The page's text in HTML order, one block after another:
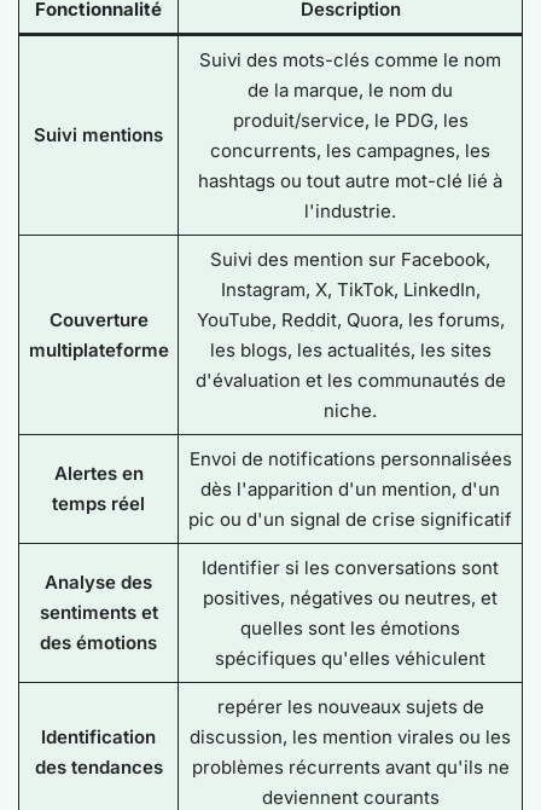
Fonctionnalité Description
Suivi mentions
Suivi des mots-clés comme le nom
de la marque, le nom du
produit/service, le PDG, les
concurrents, les campagnes, les
hashtags ou tout autre mot-clé lié à
l'industrie.
Couverture
multiplateforme
Suivi des mention sur Facebook,
Instagram, X, TikTok, LinkedIn,
YouTube, Reddit, Quora, les forums,
les blogs, les actualités, les sites
d'évaluation et les communautés de
niche.
Alertes en
temps réel
Envoi de notifications personnalisées
dès l'apparition d'un mention, d'un
pic ou d'un signal de crise significatif
Analyse des
sentiments et
des émotions
Identifier si les conversations sont
positives, négatives ou neutres, et
quelles sont les émotions
spécifiques qu'elles véhiculent
Identification
des tendances
repérer les nouveaux sujets de
discussion, les mention virales ou les
problèmes récurrents avant qu'ils ne
deviennent courants